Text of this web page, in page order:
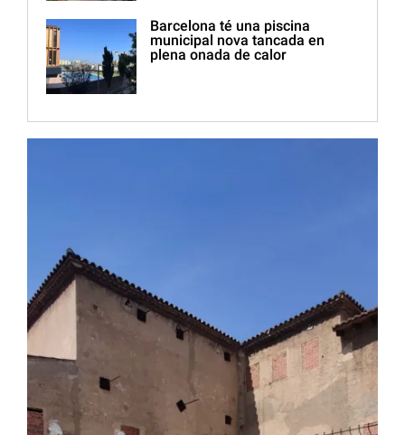
Barcelona té una piscina
municipal nova tancada en
plena onada de calor